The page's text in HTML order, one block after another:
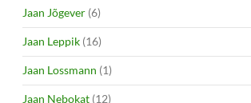
Jaan Jõgever (6)
Jaan Leppik (16)
Jaan Lossmann (1)
Jaan Nebokat (12)